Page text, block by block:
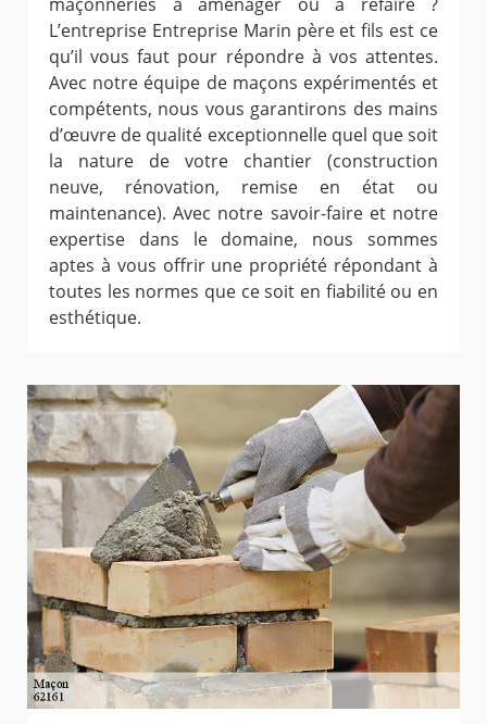
L’entreprise Entreprise Marin père et fils est ce
qu’il vous faut pour répondre à vos attentes.
Avec notre équipe de maçons expérimentés et
compétents, nous vous garantirons des mains
d’œuvre de qualité exceptionnelle quel que soit
la nature de votre chantier (construction
neuve, rénovation, remise en état ou
maintenance). Avec notre savoir-faire et notre
expertise dans le domaine, nous sommes
aptes à vous offrir une propriété répondant à
toutes les normes que ce soit en fiabilité ou en
esthétique.